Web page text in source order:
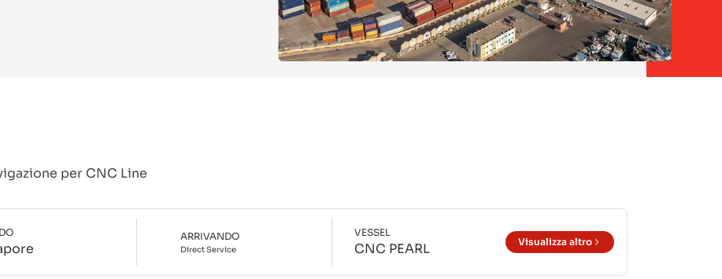
per CNC Line
ARRIVANDO
DirectService
VESSEL
CNC PEARL Visualizza altro